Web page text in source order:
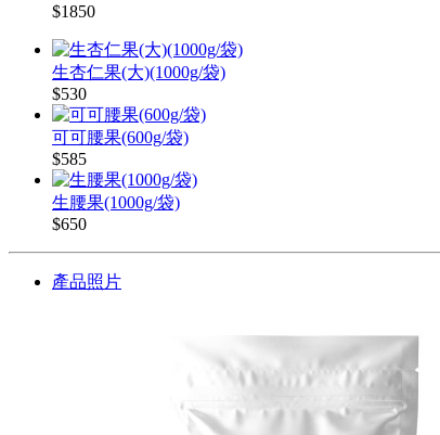
$1850
生杏仁果(大)(1000g/袋)
$530
可可腰果(600g/袋)
$585
生腰果(1000g/袋)
$650
產品照片